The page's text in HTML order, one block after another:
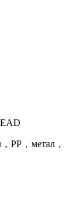
PP，метал，